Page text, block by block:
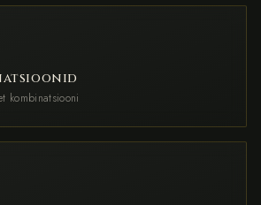
kombinatsiooni